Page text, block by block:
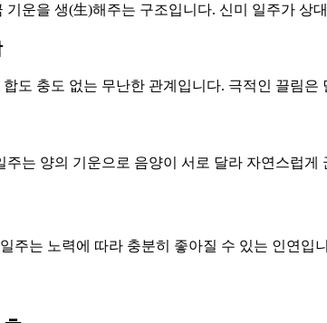
기운을 생(生)해주는 구조입니다. 신미 일주가
도 충도 없는 무난한 관계입니다. 극적인 끌림
주는 양의 기운으로 음양이 서로 달라 자연스럽게
주는 노력에 따라 충분히 좋아질 수 있는 인연